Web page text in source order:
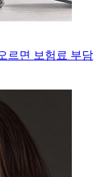
르면 보험료 부담